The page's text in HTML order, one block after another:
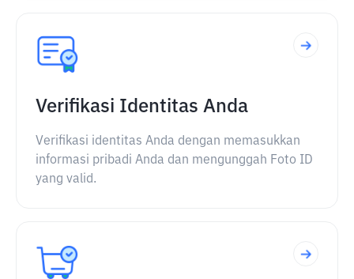
Verifikasi Identitas Anda
Verifikasi identitas Anda dengan memasukkan
informasi pribadi Anda dan mengunggah Foto ID
yang valid.